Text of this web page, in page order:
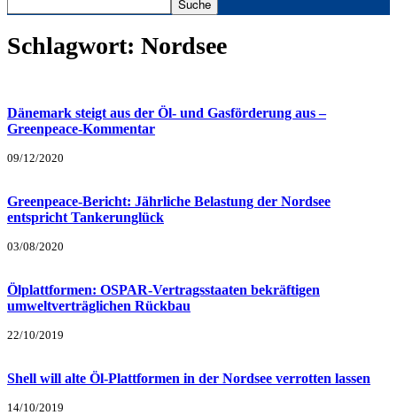
Schlagwort: Nordsee
Dänemark steigt aus der Öl- und Gasförderung aus –
Greenpeace-Kommentar
09/12/2020
Greenpeace-Bericht: Jährliche Belastung der Nordsee
entspricht Tankerunglück
03/08/2020
Ölplattformen: OSPAR-Vertragsstaaten bekräftigen
umweltverträglichen Rückbau
22/10/2019
Shell will alte Öl-Plattformen in der Nordsee verrotten lassen
14/10/2019